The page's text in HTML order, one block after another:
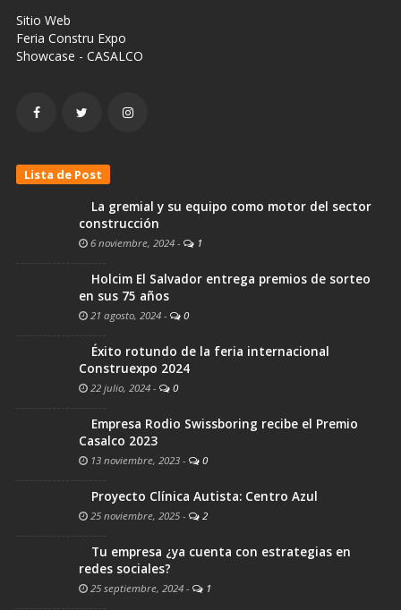
Sitio Web
Feria Constru Expo
Showcase - CASALCO
Lista de Post
La gremial y su equipo como motor del sector
construcción
6 noviembre, 2024 - 1
Holcim El Salvador entrega premios de sorteo
en sus 75 años
21 agosto, 2024 - 0
Éxito rotundo de la feria internacional
Construexpo 2024
22 julio, 2024 - 0
Empresa Rodio Swissboring recibe el Premio
Casalco 2023
13 noviembre, 2023 - 0
Proyecto Clínica Autista: Centro Azul
25 noviembre, 2025 - 2
Tu empresa ¿ya cuenta con estrategias en
redes sociales?
25 septiembre, 2024 - 1